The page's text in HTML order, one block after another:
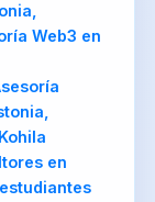
Web3 en
en